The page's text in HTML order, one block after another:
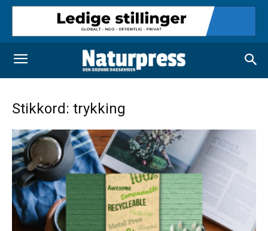
Stikkord: trykking